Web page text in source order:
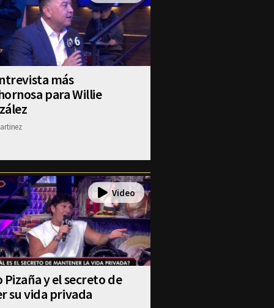
más
para Willie
Pizaña y el secreto de
su vida privada